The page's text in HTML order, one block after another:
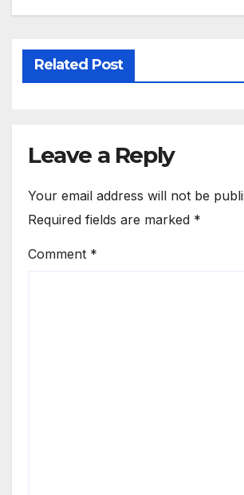
Related Post
Leave a Reply
Your email address will not be
Required fields are marked *
Comment *